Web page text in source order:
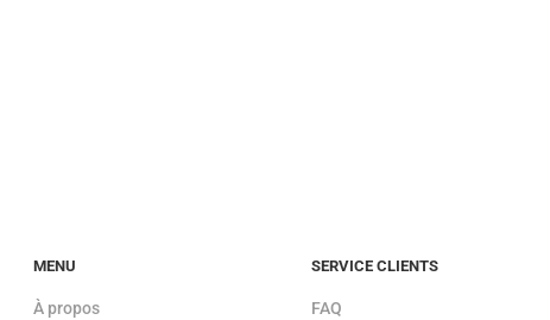
MENU
À propos
SERVICE CLIENTS
FAQ